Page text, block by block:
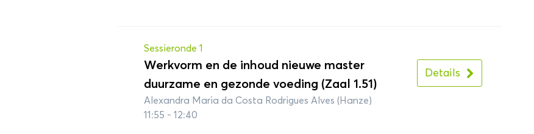
Sessieronde 1
Werkvorm en de inhoud nieuwe master
duurzame en gezonde voeding (Zaal 1.51)
Alexandra Maria da Costa Rodrigues Alves (Hanze)
11:55 - 12:40
Details